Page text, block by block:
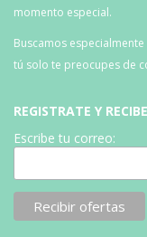
momento especial.
Buscamos
tú solo te preocupes de
REGISTRATE Y
Escribe tu correo: